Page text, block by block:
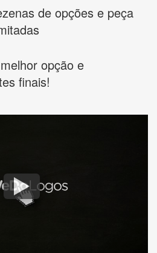
de opções e peça
opção e
finais!